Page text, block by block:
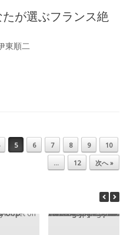
が選ぶフランス絶
東順二
5 6 7 8 9
10
…
12 次へ »
Warning
: Trying to access array offset on value of type bool in
/home/xsu4175/public_html/wp-content/themes/vantage/loops/loop-carousel.phpon line15